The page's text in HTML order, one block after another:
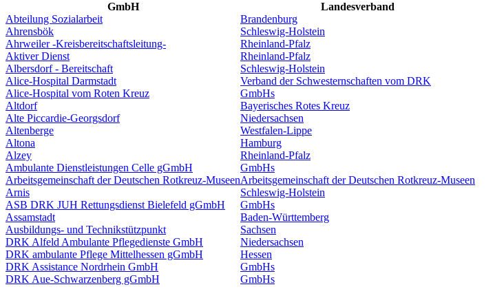
GmbH
Landesverband
Abteilung Sozialarbeit
Brandenburg
Ahrensbök
Schleswig-Holstein
Ahrweiler -Kreisbereitschaftsleitung-
Rheinland-Pfalz
Aktiver Dienst
Rheinland-Pfalz
Albersdorf - Bereitschaft
Schleswig-Holstein
Alice-Hospital Darmstadt
Verband der Schwesternschaften vom DRK
Alice-Hospital vom Roten Kreuz
GmbHs
Altdorf
Bayerisches Rotes Kreuz
Alte Piccardie-Georgsdorf
Niedersachsen
Altenberge
Westfalen-Lippe
Altona
Hamburg
Alzey
Rheinland-Pfalz
Ambulante Dienstleistungen Celle gGmbH
GmbHs
Arbeitsgemeinschaft der Deutschen Rotkreuz-MuseenArbeitsgemeinschaft der Deutschen Rotkreuz-Museen
Arnis
Schleswig-Holstein
ASB DRK JUH Rettungsdienst Bielefeld gGmbH
GmbHs
Assamstadt
Baden-Württemberg
Ausbildungs- und Technikstützpunkt
Sachsen
DRK Alfeld Ambulante Pflegedienste GmbH
Niedersachsen
DRK ambulante Pflege Mittelhessen gGmbH
Hessen
DRK Assistance Nordrhein GmbH
GmbHs
DRK Aue-Schwarzenberg gGmbH
GmbHs